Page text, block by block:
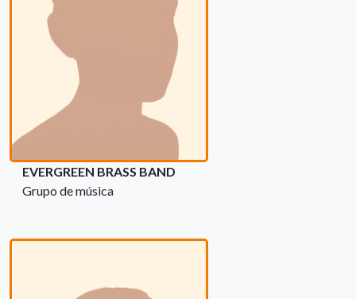
EVERGREEN BRASS BAND
Grupo de música